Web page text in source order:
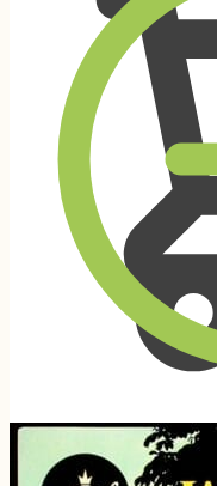
0,00€